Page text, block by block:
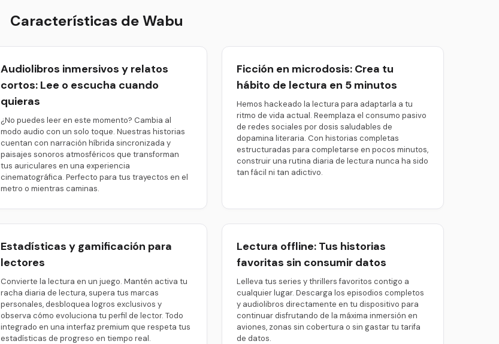
Características de Wabu
Audiolibros inmersivos y relatos
cortos: Lee o escucha cuando
quieras
¿No puedes leer en este momento? Cambia al
modo audio con un solo toque. Nuestras historias
cuentan con narración híbrida sincronizada y
paisajes sonoros atmosféricos que transforman
tus auriculares en una experiencia
cinematográfica. Perfecto para tus trayectos en el
metro o mientras caminas.
Ficción en microdosis: Crea tu
hábito de lectura en 5 minutos
Hemos hackeado la lectura para adaptarla a tu
ritmo de vida actual. Reemplaza el consumo pasivo
de redes sociales por dosis saludables de
dopamina literaria. Con historias completas
estructuradas para completarse en pocos minutos,
construir una rutina diaria de lectura nunca ha sido
tan fácil ni tan adictivo.
Estadísticas y gamificación para
lectores
Convierte la lectura en un juego. Mantén activa tu
racha diaria de lectura, supera tus marcas
personales, desbloquea logros exclusivos y
observa cómo evoluciona tu perfil de lector. Todo
integrado en una interfaz premium que respeta tus
estadísticas de progreso en tiempo real.
Lectura offline: Tus historias
favoritas sin consumir datos
Lelleva tus series y thrillers favoritos contigo a
cualquier lugar. Descarga los episodios completos
y audiolibros directamente en tu dispositivo para
continuar disfrutando de la máxima inmersión en
aviones, zonas sin cobertura o sin gastar tu tarifa
de datos.